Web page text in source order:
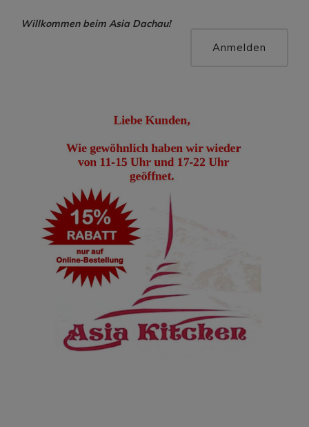
Willkommen beim Asia Dachau!
Anmelden